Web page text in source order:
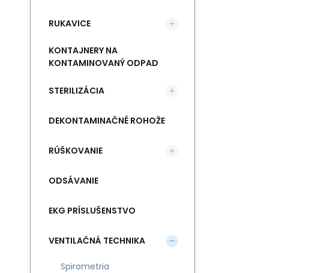
RUKAVICE
KONTAJNERY NA
KONTAMINOVANÝ ODPAD
STERILIZÁCIA
DEKONTAMINAČNÉ ROHOŽE
RÚŠKOVANIE
ODSÁVANIE
EKG PRÍSLUŠENSTVO
VENTILAČNÁ TECHNIKA
Spirometria